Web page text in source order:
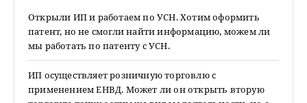
Открыли ИП и работаем по УСН. Хотим оформить
патент, но не смогли найти информацию, можем ли
мы работать по патенту с УСН.
ИП осуществляет розничную торговлю с
применением ЕНВД. Может ли он открыть вторую